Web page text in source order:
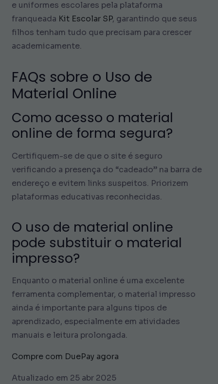
e uniformes escolares pela plataforma
franqueada Kit Escolar SP, garantindo que seus
filhos tenham tudo que precisam para crescer
academicamente.
FAQs sobre o Uso de
Material Online
Como acesso o material
online de forma segura?
Certifiquem-se de que o site é seguro
verificando a presença do “cadeado” na barra de
endereço e evitem links suspeitos. Priorizem
plataformas educativas reconhecidas.
O uso de material online
pode substituir o material
impresso?
Enquanto o material online é uma excelente
ferramenta complementar, o material impresso
ainda é importante para alguns tipos de
aprendizado, especialmente em atividades
manuais e leitura prolongada.
Compre com DuePay agora
Atualizado em 25 abr 2025